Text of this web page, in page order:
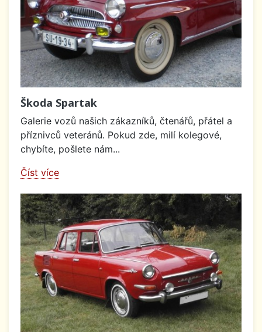
Škoda Spartak
Galerie vozů našich zákazníků, čtenářů, přátel a
příznivců veteránů. Pokud zde, milí kolegové,
chybíte, pošlete nám...
Číst více